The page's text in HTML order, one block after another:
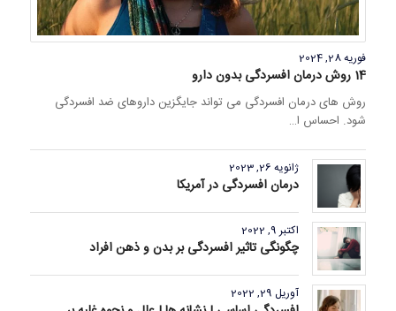
فوریه 28, 2024
14 روش درمان افسردگی بدون دارو
روش های درمان افسردگی می تواند جایگزین داروهای ضد افسردگی
شود. احساس ا…
ژانویه 26, 2023
درمان افسردگی در آمریکا
اکتبر 9, 2022
چگونگی تاثیر افسردگی بر بدن و ذهن افراد
آوریل 29, 2022